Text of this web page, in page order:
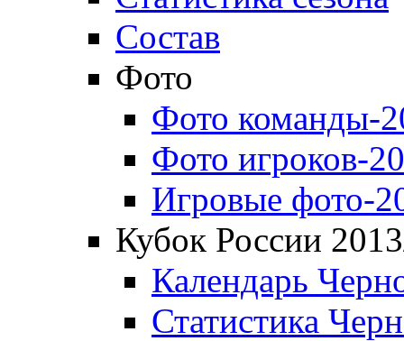
Состав
Фото
Фото команды-
Фото игроков-
Игровые фото-
Кубок России
Календарь
Статистика